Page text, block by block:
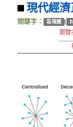
現代經
關鍵字： 區塊鏈 (
瀏覽